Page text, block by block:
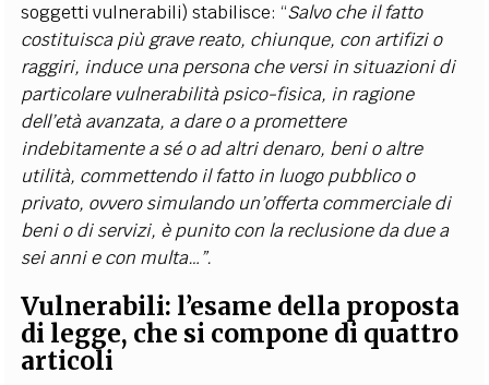
soggetti vulnerabili) stabilisce: “Salvo che il fatto
costituisca più grave reato, chiunque, con artifizi o
raggiri, induce una persona che versi in situazioni di
particolare vulnerabilità psico-fisica, in ragione
dell’età avanzata, a dare o a promettere
indebitamente a sé o ad altri denaro, beni o altre
utilità, commettendo il fatto in luogo pubblico o
privato, ovvero simulando un’offerta commerciale di
beni o di servizi, è punito con la reclusione da due a
sei anni e con multa…”.
Vulnerabili: l’esame della proposta
di legge, che si compone di quattro
articoli